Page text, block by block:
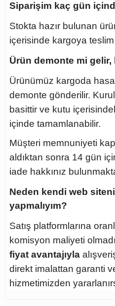
Siparişim kaç gün
Stokta hazır bulunan
içerisinde kargoya
Ürün demonte mi
Ürünümüz kargoda
demonte gönderilir.
basittir ve kutu
içinde tamamlanabilir.
Müşteri memnuniyeti
aldıktan sonra 14 gün
iade hakkınız
Neden kendi web
yapmalıyım?
Satış platformlarına
komisyon maliyeti
fiyat avantajıyla
direkt imalattan garanti
hizmetimizden